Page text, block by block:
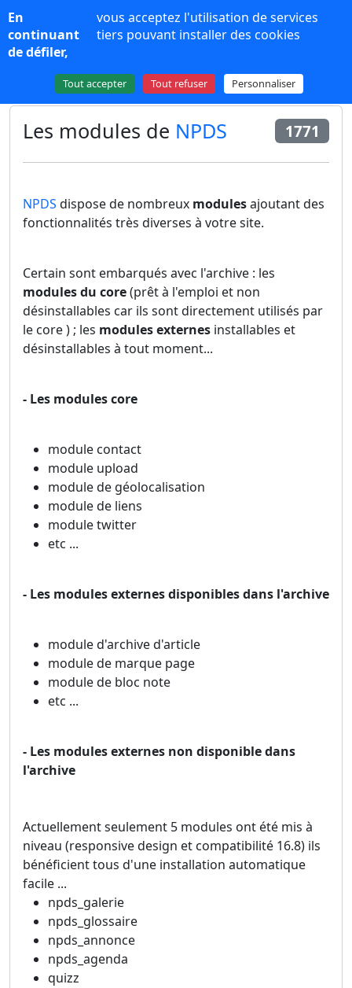
NPDS 16
Plus de contenu
Les modules de NPDS 1771
NPDS dispose de nombreux modulesajoutant des
fonctionnalités très diverses à votre site.
Certain sont embarqués avec l'archive : les
modules du core(prêt à l'emploi et non
désinstallables car ils sont directement utilisés par
le core ) ; les modules externes installables et
désinstallables à tout moment...
- Les modules core
module contact
module upload
module de géolocalisation
module de liens
module twitter
etc ...
- Les modules externes disponibles dans l'archive
module d'archive d'article
module de marque page
module de bloc note
etc ...
- Les modules externes non disponible dans
l'archive
Actuellement seulement 5 modules ont été mis à
niveau (responsive design et compatibilité 16.8) ils
bénéficient tous d'une installation automatique
facile ...
npds_galerie
npds_glossaire
npds_annonce
npds_agenda
quizz
Panneau de gestion des cookies
En
continuant
de défiler,
vous acceptez l'utilisation de services
tiers pouvant installer des cookies
Tout accepter Tout refuser Personnaliser